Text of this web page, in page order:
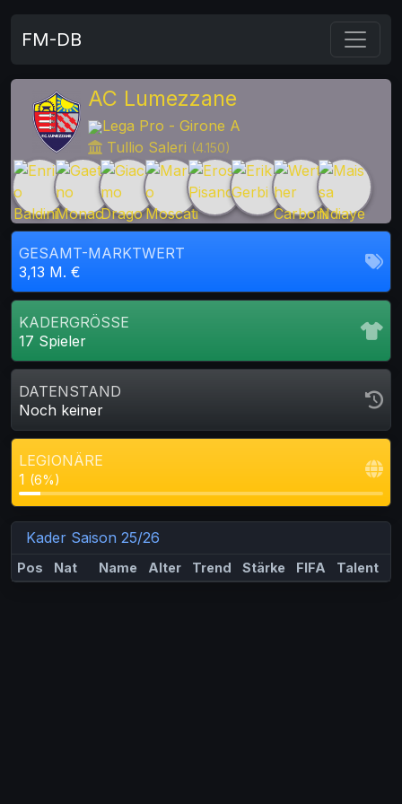
FM-DB
AC Lumezzane
Lega Pro - Girone A
Tullio Saleri (4.150)
GESAMT-MARKTWERT
3,13 M. €
KADERGRÖSSE
17 Spieler
DATENSTAND
Noch keiner
LEGIONÄRE
1 (6%)
Kader Saison 25/26
Pos Nat Name Alter Trend Stärke FIFA Talent